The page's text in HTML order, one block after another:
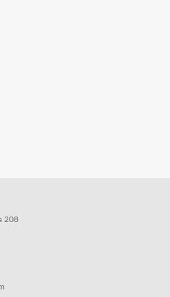
208